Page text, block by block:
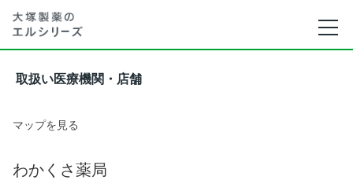
取扱い医療機関・店舗
マップを見る
わかくさ薬局